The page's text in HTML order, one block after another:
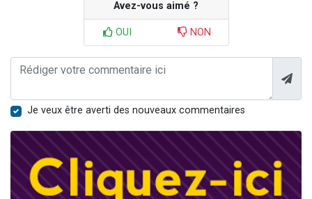
Avez-vous aimé ?
OUI NON
Je veux être averti des nouveaux commentaires